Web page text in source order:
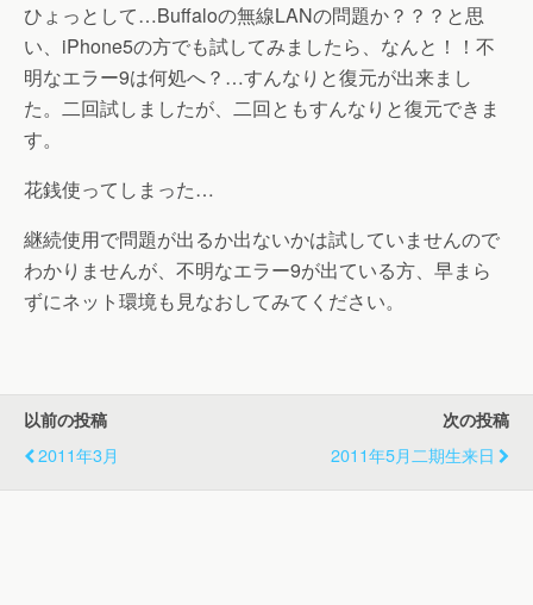
ひょっとして…Buffaloの無線LANの問題か？？？と思
い、iPhone5の方でも試してみましたら、なんと！！不
明なエラー9は何処へ？…すんなりと復元が出来まし
た。二回試しましたが、二回ともすんなりと復元できま
す。
花銭使ってしまった…
継続使用で問題が出るか出ないかは試していませんので
わかりませんが、不明なエラー9が出ている方、早まら
ずにネット環境も見なおしてみてください。
以前の投稿
2011年3月
次の投稿
2011年5月二期生来日